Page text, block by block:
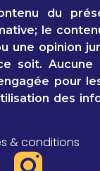
du
le
une opinion
soit. Aucune
pour
des
& conditions